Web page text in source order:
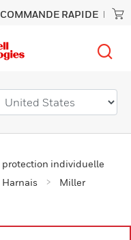
COMMANDE RAPIDE
individuelle
Harnais
Miller